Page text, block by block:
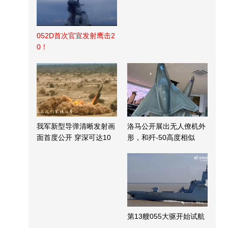
052D首次官宣发射鹰击2
0！
我军新型导弹清晰发射画
面首度公开 穿深可达10
洛马公开展出无人僚机外
形，和歼-50高度相似
第13艘055大驱开始试航